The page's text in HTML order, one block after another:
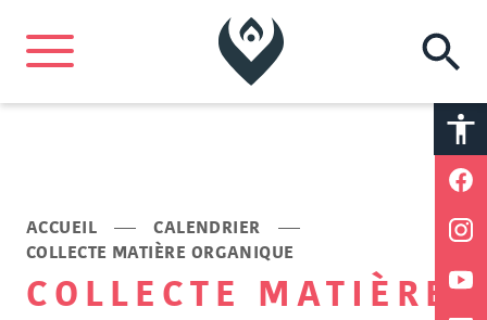
A
ACCUEIL
CALENDRIER
COLLECTE MATIÈRE ORGANIQUE
COLLECTE MATIÈRE